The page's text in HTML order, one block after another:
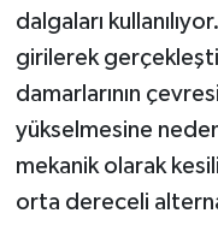
dalgaları
girilerek
damarlarının
yükselmesine
mekanik olarak
orta dereceli